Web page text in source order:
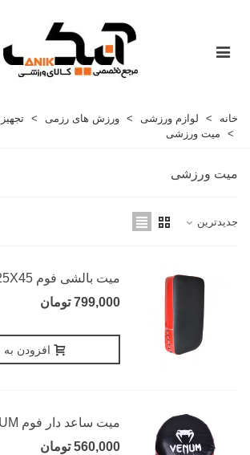
خانه > لوازم ورزشی > ورزش های رزمی >
>
میت ورزشی
میت ورزشی
جدیدترین
میت بالشی فوم 25X45
799,000 تومان
افزودن
میت ساعد دار فوم VENUM
560,000 تومان